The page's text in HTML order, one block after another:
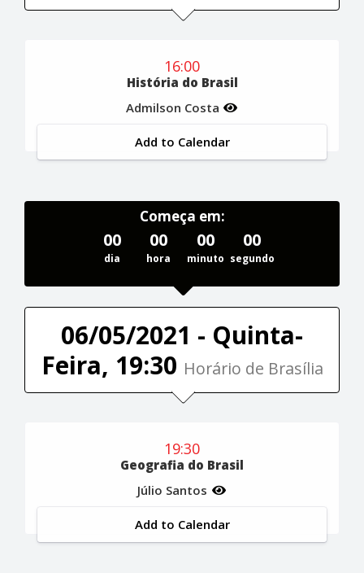
16:00
História do Brasil
Admilson Costa
Add to Calendar
Começa em:
00
dia
00
hora
00
minuto
00
segundo
06/05/2021 - Quinta-
Feira, 19:30 Horário de Brasília
19:30
Geografia do Brasil
Júlio Santos
Add to Calendar